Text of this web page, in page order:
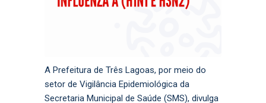
A Prefeitura de Três Lagoas, por meio do
setor de Vigilância Epidemiológica da
Secretaria Municipal de Saúde (SMS), divulga